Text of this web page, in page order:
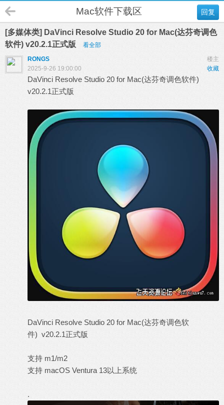
回复
Mac软件下载区
[多媒体类] DaVinci Resolve Studio 20 for Mac(达芬奇调色
软件) v20.2.1正式版
看全部
楼主
RONGS
收藏
2025-9-26 19:00:00
DaVinci Resolve Studio 20 for Mac(达芬奇调色软件)
v20.2.1正式版
DaVinci Resolve Studio 20 for Mac(达芬奇调色软
件) v20.2.1正式版
支持 m1/m2
支持 macOS Ventura 13以上系统
.